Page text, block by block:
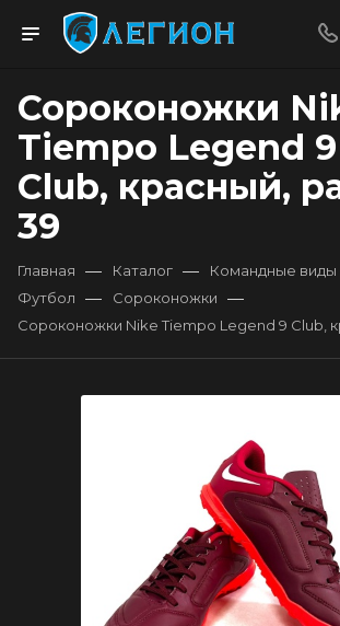
Сороконожки
Tiempo Legend 9
Club, красный,
39
Главная — Каталог — Командные виды
Футбол — Сороконожки —
Сороконожки Nike Tiempo Legend 9 Club,